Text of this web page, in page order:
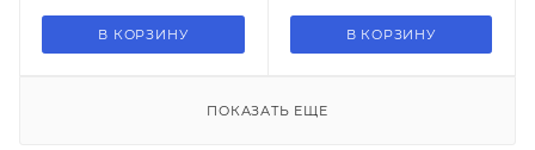
В КОРЗИНУ В КОРЗИНУ
ПОКАЗАТЬ ЕЩЕ